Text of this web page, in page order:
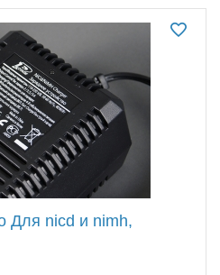
Для nicd и nimh,